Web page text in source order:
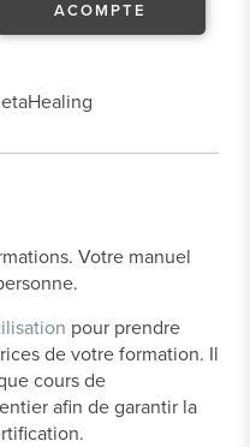
ACOMPTE
Votre manuel
pour prendre
de votre formation. Il
cours de
afin de garantir la